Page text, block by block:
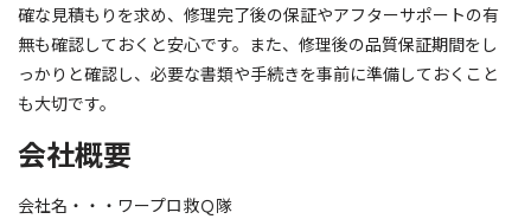
確な見積もりを求め、修理完了後の保証やアフターサポートの有
無も確認しておくと安心です。また、修理後の品質保証期間をし
っかりと確認し、必要な書類や手続きを事前に準備しておくこと
も大切です。
会社概要
会社名・・・ワープロ救Ｑ隊